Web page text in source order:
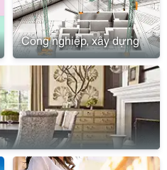
Công nghiệp, xây dựng